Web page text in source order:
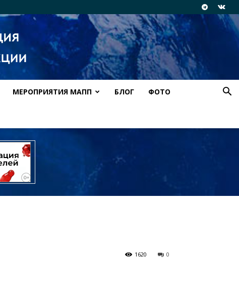
МЕРОПРИЯТИЯ МАПП БЛОГ ФОТО
0
1620